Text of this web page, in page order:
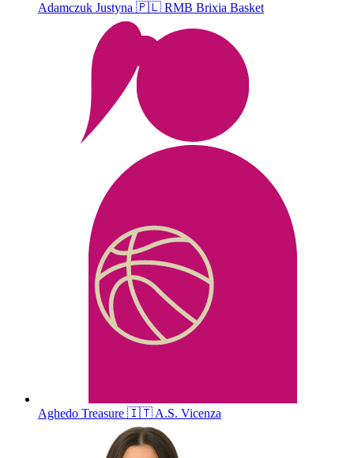
Adamczuk Justyna 🇵🇱 RMB Brixia Basket
Aghedo Treasure 🇮🇹A.S. Vicenza